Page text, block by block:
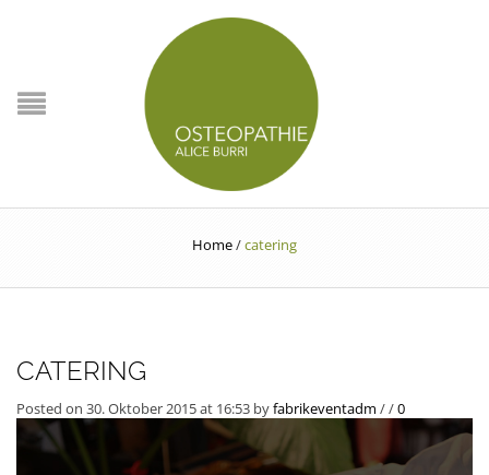
Home/catering
CATERING
Posted on 30. Oktober 2015 at 16:53 byfabrikeventadm //0